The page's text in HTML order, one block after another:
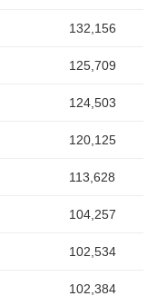
132,156
125,709
124,503
120,125
113,628
104,257
102,534
102,384